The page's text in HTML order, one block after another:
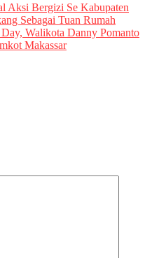
Aksi Bergizi Se Kabupaten
Sebagai Tuan Rumah
Walikota Danny Pomanto
Makassar